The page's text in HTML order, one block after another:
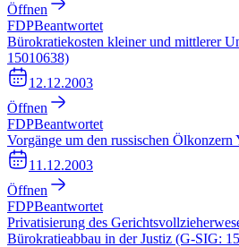
Öffnen
FDPBeantwortet
Bürokratiekosten kleiner und mittlerer
15010638)
12.12.2003
Öffnen
FDPBeantwortet
Vorgänge um den russischen
11.12.2003
Öffnen
FDPBeantwortet
Privatisierung des
Bürokratieabbau in der Justiz (G-SIG: